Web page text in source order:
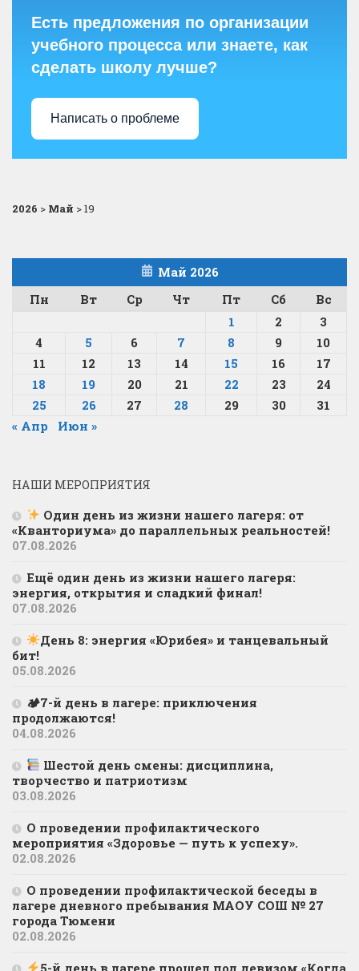
Есть предложения по организации
учебного процесса или знаете, как
сделать школу лучше?
Написать о проблеме
2026 > Май >19
Май 2026
Пн
Вт Ср Чт Пт Сб
Вс
1
2
3
4
5 6 7 8 9
10
11
12 13 14 15 16
17
18
19 20 21 22 23
24
25
26 27 28 29 30
31
« Апр
Июн »
НАШИ МЕРОПРИЯТИЯ
Один день из жизни нашего лагеря: от
«Кванториума» до параллельных реальностей!
07.08.2026
Ещё один день из жизни нашего лагеря:
энергия, открытия и сладкий финал!
07.08.2026
День 8: энергия «Юрибея» и танцевальный
бит!
05.08.2026
🏕7-й день в лагере: приключения
продолжаются!
04.08.2026
Шестой день смены: дисциплина,
творчество и патриотизм
03.08.2026
О проведении профилактического
мероприятия «Здоровье — путь к успеху».
02.08.2026
О проведении профилактической беседы в
лагере дневного пребывания МАОУ СОШ № 27
города Тюмени
02.08.2026
5-й день в лагере прошел под девизом «Когда